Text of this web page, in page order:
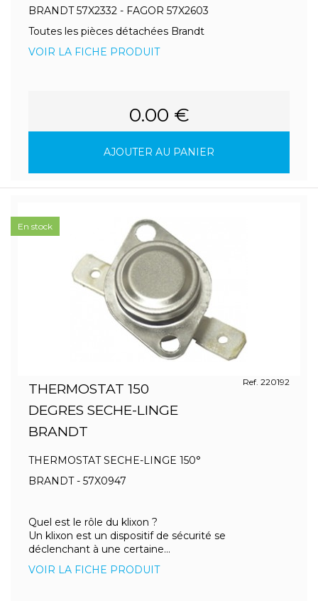
BRANDT 57X2332 - FAGOR 57X2603
Toutes les pièces détachées Brandt
VOIR LA FICHE PRODUIT
0.00 €
AJOUTER AU PANIER
THERMOSTAT 150
DEGRES SECHE-LINGE
BRANDT
Ref. 220192
THERMOSTAT SECHE-LINGE 150°
BRANDT - 57X0947
Quel est le rôle du klixon ?
Un klixon est un dispositif de sécurité se
déclenchant à une certaine...
VOIR LA FICHE PRODUIT
En stock